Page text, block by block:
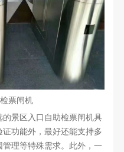
票闸机
景区入口自助检票闸机具
功能外，最好还能支持多
理等特殊需求。此外，一